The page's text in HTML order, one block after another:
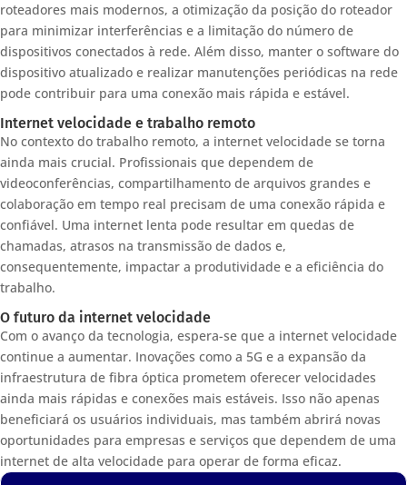
roteadores mais modernos, a otimização da posição do roteador
para minimizar interferências e a limitação do número de
dispositivos conectados à rede. Além disso, manter o software do
dispositivo atualizado e realizar manutenções periódicas na rede
pode contribuir para uma conexão mais rápida e estável.
Internet velocidade e trabalho remoto
No contexto do trabalho remoto, a internet velocidade se torna
ainda mais crucial. Profissionais que dependem de
videoconferências, compartilhamento de arquivos grandes e
colaboração em tempo real precisam de uma conexão rápida e
confiável. Uma internet lenta pode resultar em quedas de
chamadas, atrasos na transmissão de dados e,
consequentemente, impactar a produtividade e a eficiência do
trabalho.
O futuro da internet velocidade
Com o avanço da tecnologia, espera-se que a internet velocidade
continue a aumentar. Inovações como a 5G e a expansão da
infraestrutura de fibra óptica prometem oferecer velocidades
ainda mais rápidas e conexões mais estáveis. Isso não apenas
beneficiará os usuários individuais, mas também abrirá novas
oportunidades para empresas e serviços que dependem de uma
internet de alta velocidade para operar de forma eficaz.